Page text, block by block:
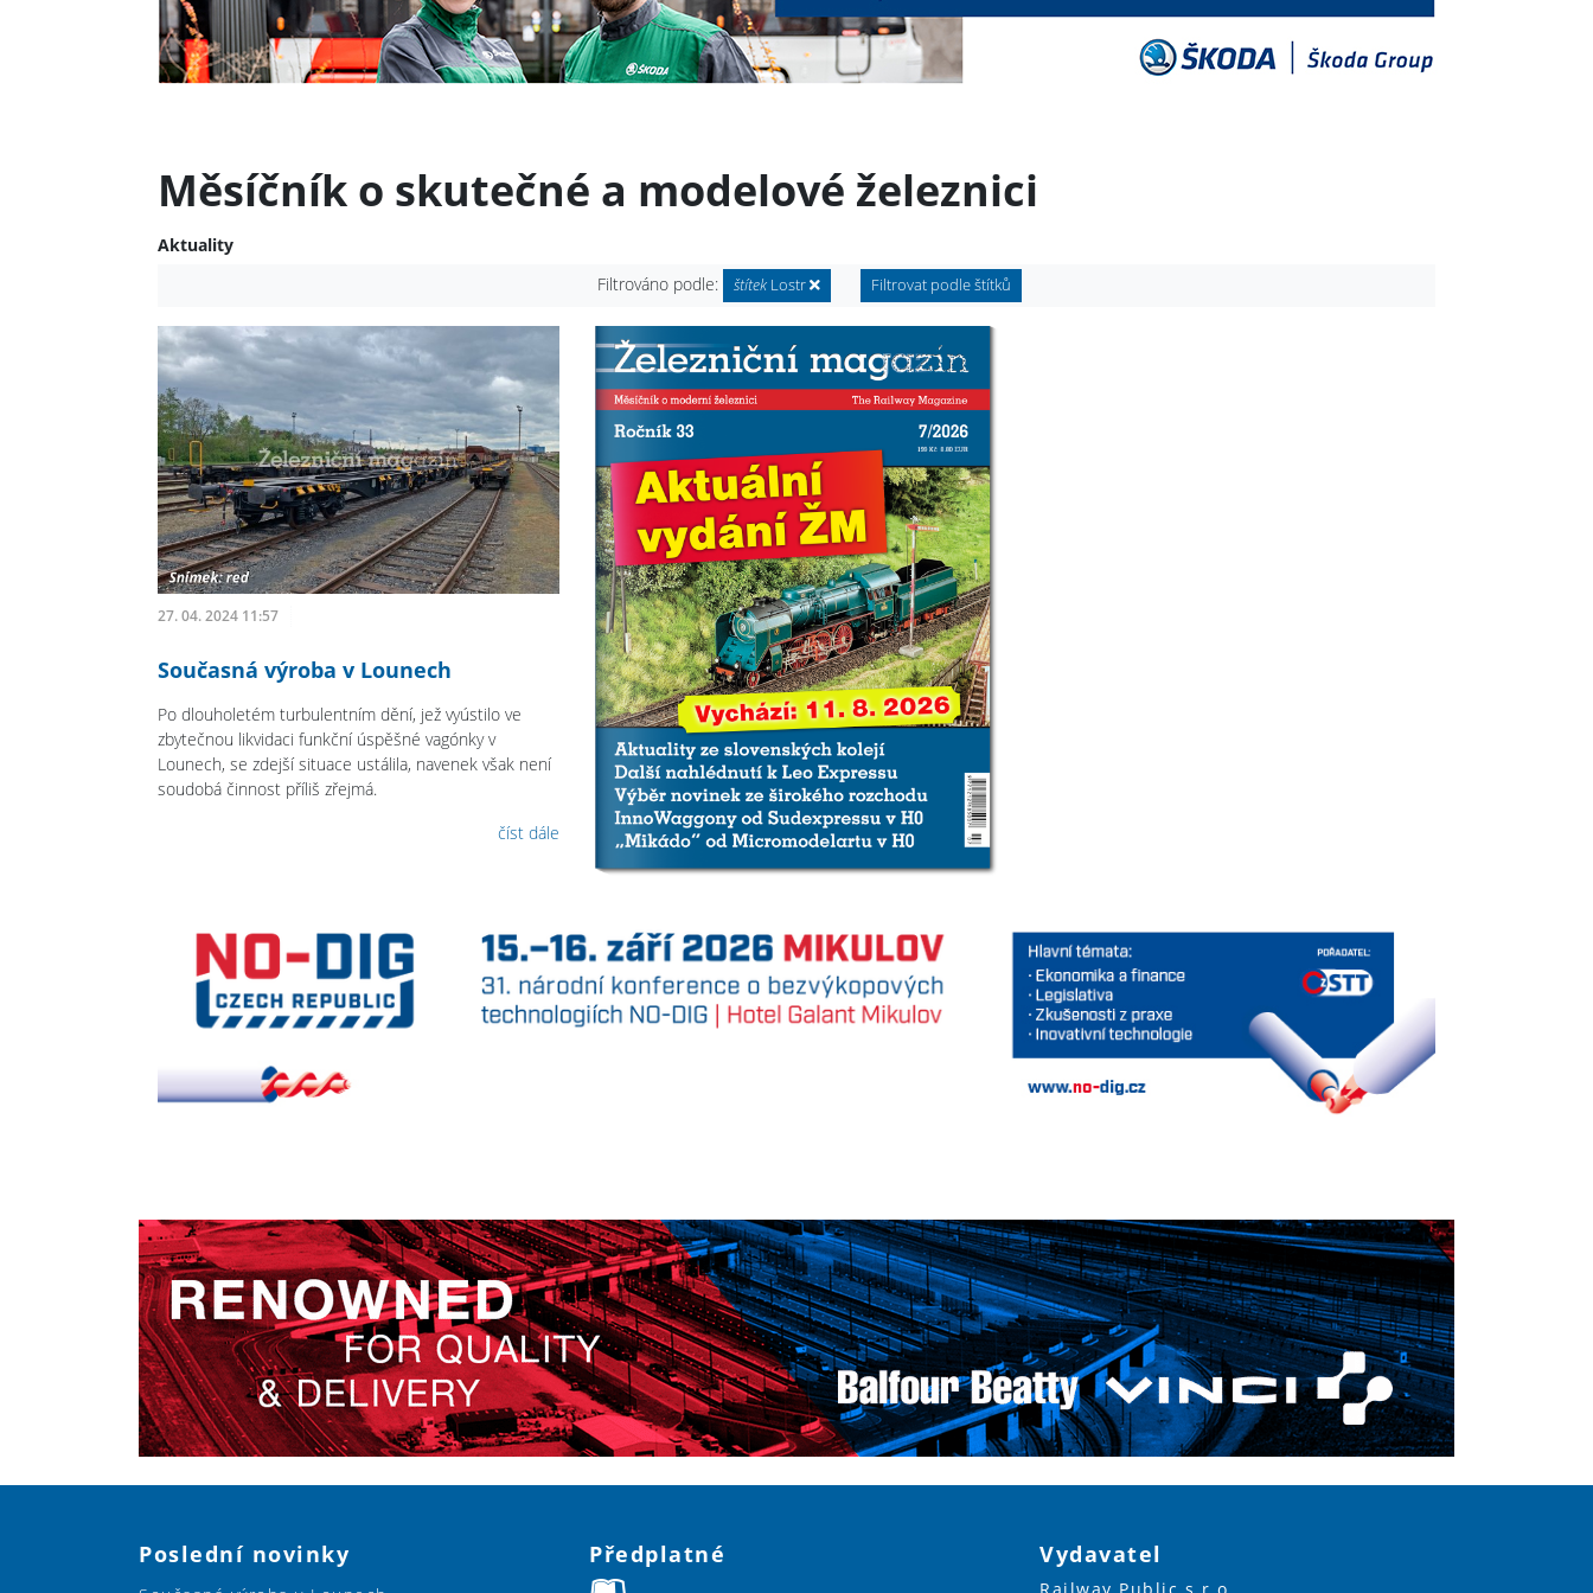
Měsíčník o skutečné a modelové železnici
Aktuality
Filtrováno podle:
štítekLostr Filtrovat podle štítků
27. 04. 2024 11:57
Současná výroba v Lounech
Po dlouholetém turbulentním dění, jež vyústilo ve
zbytečnou likvidaci funkční úspěšné vagónky v
Lounech, se zdejší situace ustálila, navenek však není
soudobá činnost příliš zřejmá.
číst dále
Poslední novinky Předplatné Vydavatel